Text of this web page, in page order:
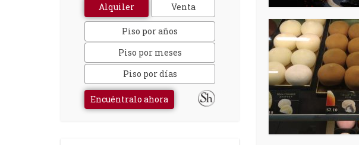
Alquiler Venta
Piso por años
Piso por meses
Piso por días
Encuéntralo ahora